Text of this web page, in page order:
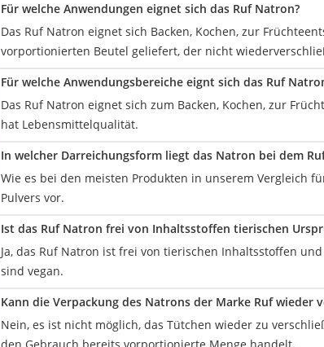
Für welche Anwendungen eignet sich das Ruf Natron?
Das Ruf Natron eignet sich Backen, Kochen, zur
vorportionierten Beutel geliefert, der nicht
Für welche Anwendungsbereiche eignt sich das Ruf
Das Ruf Natron eignet sich zum Backen, Kochen, zur
hat Lebensmittelqualität.
In welcher Darreichungsform liegt das Natron bei dem
Wie es bei den meisten Produkten in unserem Vergleich
Pulvers vor.
Ist das Ruf Natron frei von Inhaltsstoffen tierischen
Ja, das Ruf Natron ist frei von tierischen Inhaltsstoffen
sind vegan.
Kann die Verpackung des Natrons der Marke Ruf wieder
Nein, es ist nicht möglich, das Tütchen wieder zu